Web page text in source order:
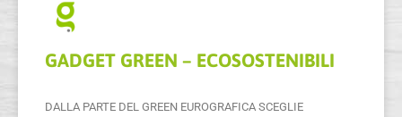
GADGET GREEN – ECOSOSTENIBILI
DALLA PARTE DEL GREEN EUROGRAFICA SCEGLIE